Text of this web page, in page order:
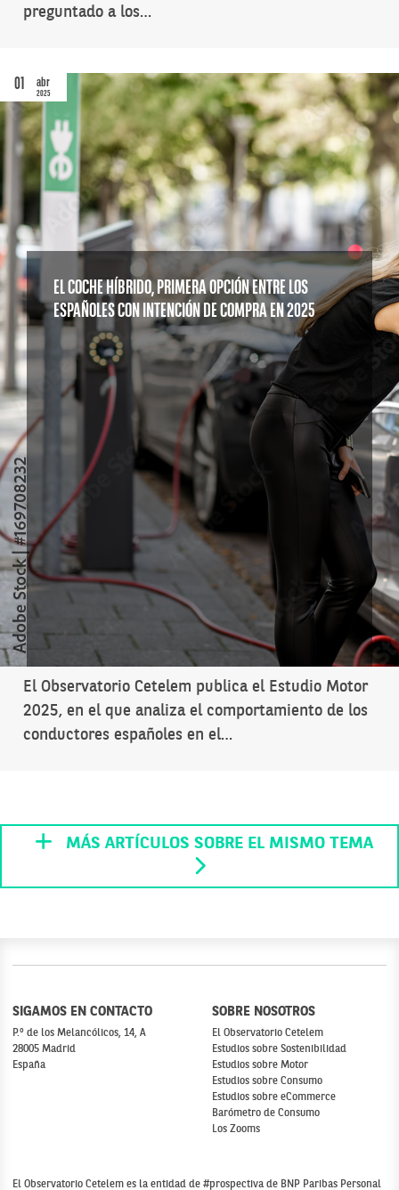
preguntado a los…
01 abr
2025
EL COCHE HÍBRIDO, PRIMERA OPCIÓN ENTRE LOS
ESPAÑOLES CON INTENCIÓN DE COMPRA EN 2025
El Observatorio Cetelem publica el Estudio Motor
2025, en el que analiza el comportamiento de los
conductores españoles en el…
MÁS ARTÍCULOS SOBRE EL MISMO TEMA
SIGAMOS EN CONTACTO
P.º de los Melancólicos, 14, A
28005 Madrid
España
SOBRE NOSOTROS
El Observatorio Cetelem
Estudios sobre Sostenibilidad
Estudios sobre Motor
Estudios sobre Consumo
Estudios sobre eCommerce
Barómetro de Consumo
Los Zooms
El Observatorio Cetelem es la entidad de #prospectiva de BNP Paribas Personal